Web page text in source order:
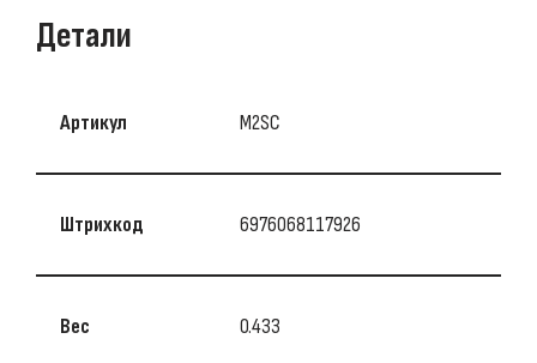
Детали
Артикул M2SC
Штрихкод 6976068117926
Вес 0.433